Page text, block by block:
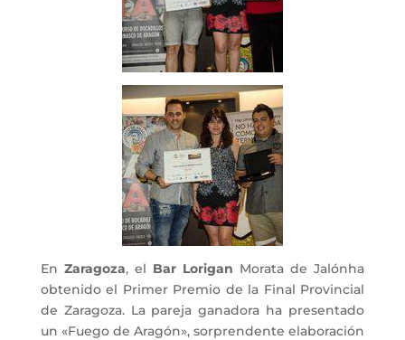
En Zaragoza, el Bar Lorigan ­Morata de Jalón­ha
obtenido el Primer Premio de la Final Provincial
de Zaragoza. La pareja ganadora ha presentado
un «Fuego de Aragón», sorprendente elaboración